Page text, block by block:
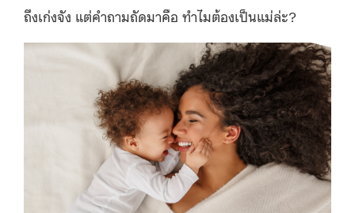
ถึงเก่งจัง แต่คำถามถัดมาคือ ทำไมต้องเป็นแม่ล่ะ?